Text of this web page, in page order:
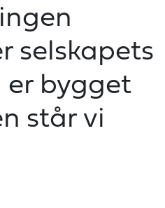
selskapets
bygget
står vi